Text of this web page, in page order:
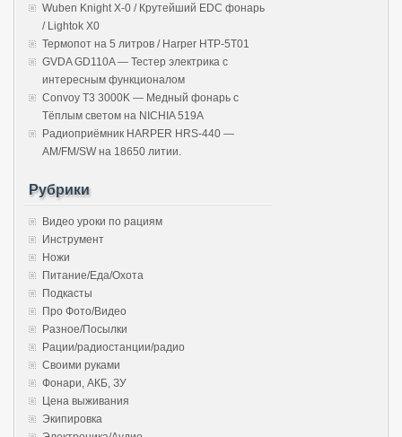
Wuben Knight X-0 / Крутейший EDC фонарь
/ Lightok X0
Термопот на 5 литров / Harper HTP-5T01
GVDA GD110A — Тестер электрика с
интересным функционалом
Convoy T3 3000K — Медный фонарь с
Тёплым светом на NICHIA 519A
Радиоприёмник HARPER HRS-440 —
AM/FM/SW на 18650 литии.
Рубрики
Видео уроки по рациям
Инструмент
Ножи
Питание/Еда/Охота
Подкасты
Про Фото/Видео
Разное/Посылки
Рации/радиостанции/радио
Своими руками
Фонари, АКБ, ЗУ
Цена выживания
Экипировка